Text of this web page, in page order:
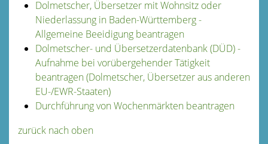
Dolmetscher, Übersetzer mit Wohnsitz oder
Niederlassung in Baden-Württemberg -
Allgemeine Beeidigung beantragen
Dolmetscher- und Übersetzerdatenbank (DÜD) -
Aufnahme bei vorübergehender Tätigkeit
beantragen (Dolmetscher, Übersetzer aus anderen
EU-/EWR-Staaten)
Durchführung von Wochenmärkten beantragen
zurück nach oben